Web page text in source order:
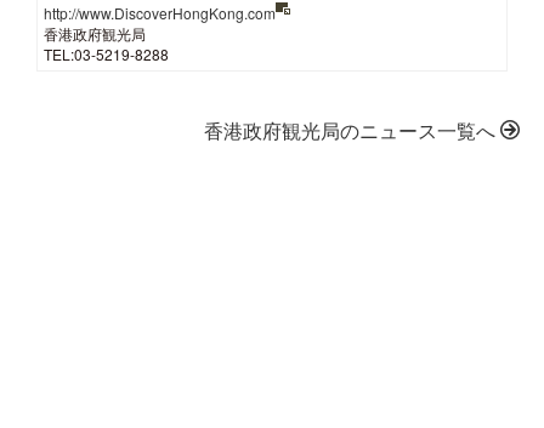
http://www.DiscoverHongKong.com
香港政府観光局
TEL:03-5219-8288
香港政府観光局のニュース一覧へ